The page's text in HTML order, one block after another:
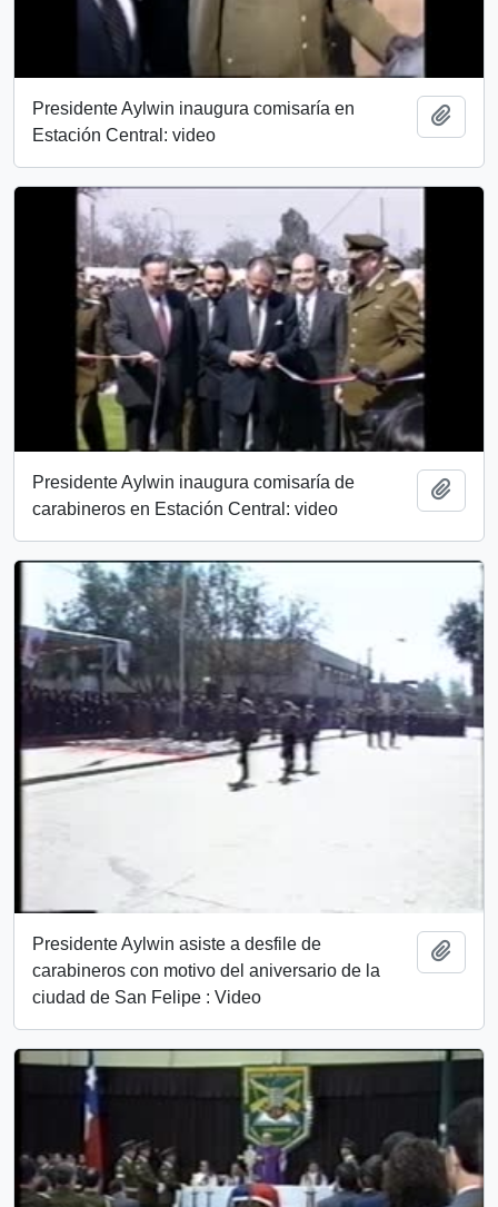
Presidente Aylwin inaugura comisaría en
Estación Central: video
Presidente Aylwin inaugura comisaría de
carabineros en Estación Central: video
Presidente Aylwin asiste a desfile de
carabineros con motivo del aniversario de la
ciudad de San Felipe : Video